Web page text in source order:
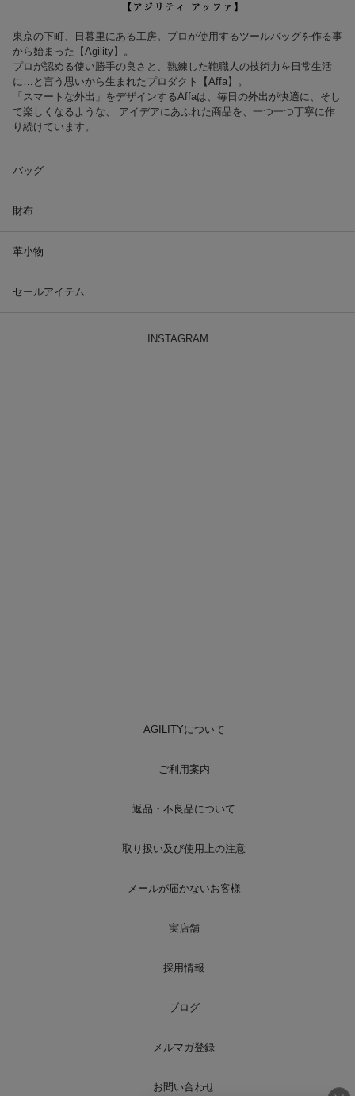
東京の下町、日暮里にある工房。プロが使用するツールバッグを作る事
から始まった【Agility】。
プロが認める使い勝手の良さと、熟練した鞄職人の技術力を日常生活
に…と言う思いから生まれたプロダクト【Affa】。
「スマートな外出」をデザインするAffaは、毎日の外出が快適に、そし
て楽しくなるような、 アイデアにあふれた商品を、一つ一つ丁寧に作
り続けています。
バッグ
財布
革小物
セールアイテム
INSTAGRAM
AGILITYについて
ご利用案内
返品・不良品について
取り扱い及び使用上の注意
メールが届かないお客様
実店舗
採用情報
ブログ
メルマガ登録
お問い合わせ